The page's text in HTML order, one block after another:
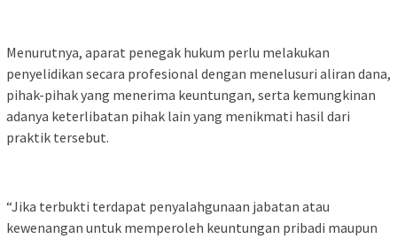
Menurutnya, aparat penegak hukum perlu melakukan
penyelidikan secara profesional dengan menelusuri aliran dana,
pihak-pihak yang menerima keuntungan, serta kemungkinan
adanya keterlibatan pihak lain yang menikmati hasil dari
praktik tersebut.
“Jika terbukti terdapat penyalahgunaan jabatan atau
kewenangan untuk memperoleh keuntungan pribadi maupun